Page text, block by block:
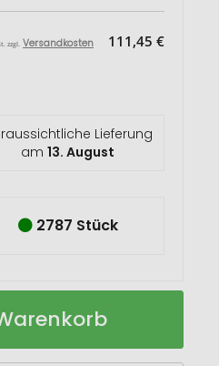
zzgl. Versandkosten 111,45 €
Lieferung
am13. August
2787 Stück